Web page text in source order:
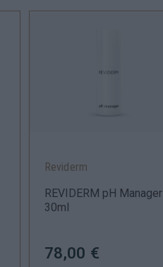
Reviderm
REVIDERM pH Manager
30ml